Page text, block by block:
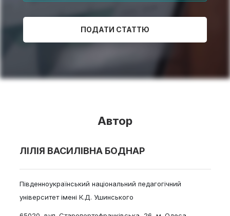
ПОДАТИ СТАТТЮ
Автор
ЛІЛІЯ ВАСИЛІВНА БОДНАР
Південноукраїнський національний педагогічний
університет імені К.Д. Ушинського